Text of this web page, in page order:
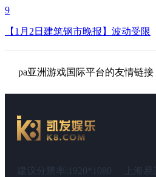
9
【1月2日建筑钢市晚报】波动受限
pa亚洲游戏国际平台的友情链接
建议分辨率:1920*1080 上海